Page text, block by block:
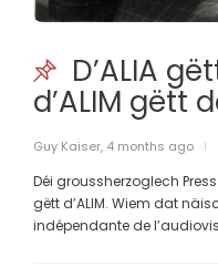
D’ALIA
d’ALIM gëtt
Guy Kaiser, 4 months ago
Déi groussherzoglech
gëtt d’ALIM. Wiem dat
indépendante de